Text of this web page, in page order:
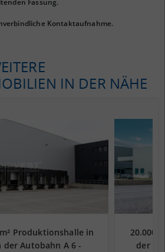
Fassung.
Kontaktaufnahme.
IN DER NÄHE
Produktionshalle in
der Autobahn A 6 -
20.000
der